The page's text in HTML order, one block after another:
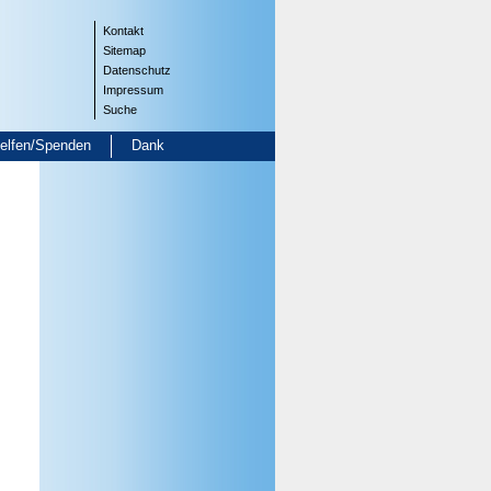
Kontakt
Sitemap
Datenschutz
Impressum
Suche
Spenden Dank